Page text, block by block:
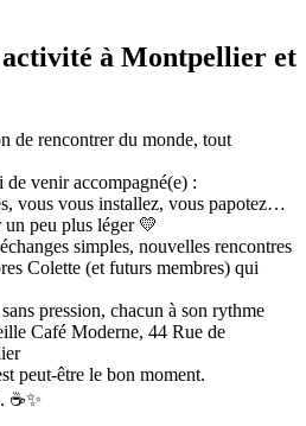
activité à Montpellier et
de rencontrer du monde, tout
de venir accompagné(e) :
vous vous installez, vous papotez…
peu plus léger 💛
simples, nouvelles rencontres
Colette (et futurs membres) qui
pression, chacun à son rythme
Café Moderne, 44 Rue de
peut-être le bon moment.
☕✨